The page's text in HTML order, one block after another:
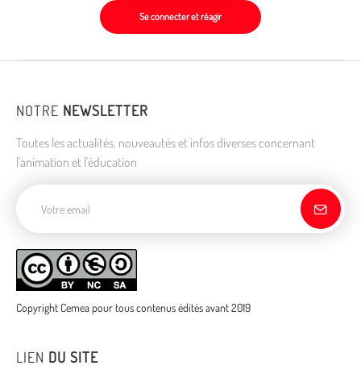
Se connecter et réagir
NOTRE NEWSLETTER
Toutes les actualités, nouveautés et infos diverses concernant
l'animation et l'éducation
Copyright Cemea pour tous contenus édités avant 2019
LIEN DU SITE